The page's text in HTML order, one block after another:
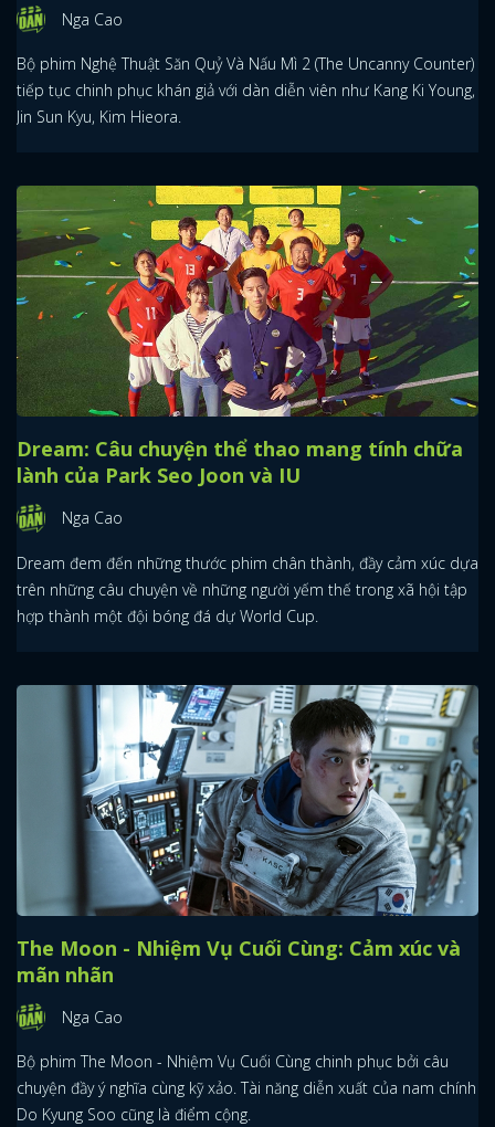
Nga Cao
Bộ phim Nghệ Thuật Săn Quỷ Và Nấu Mì 2 (The Uncanny Counter)
tiếp tục chinh phục khán giả với dàn diễn viên như Kang Ki Young,
Jin Sun Kyu, Kim Hieora.
Dream: Câu chuyện thể thao mang tính chữa
lành của Park Seo Joon và IU
Nga Cao
Dream đem đến những thước phim chân thành, đầy cảm xúc dựa
trên những câu chuyện về những người yếm thế trong xã hội tập
hợp thành một đội bóng đá dự World Cup.
The Moon - Nhiệm Vụ Cuối Cùng: Cảm xúc và
mãn nhãn
Nga Cao
Bộ phim The Moon - Nhiệm Vụ Cuối Cùng chinh phục bởi câu
chuyện đầy ý nghĩa cùng kỹ xảo. Tài năng diễn xuất của nam chính
Do Kyung Soo cũng là điểm cộng.